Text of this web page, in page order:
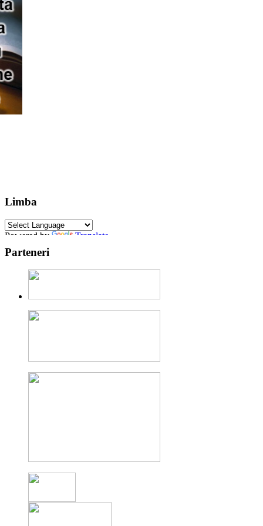
Limba
Powered by Translate
Parteneri